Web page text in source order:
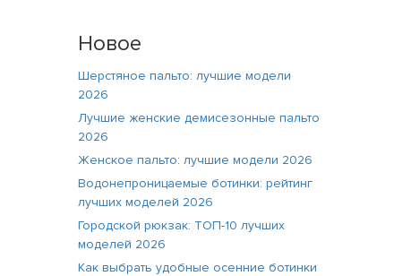
Новое
Шерстяное пальто: лучшие модели
2026
Лучшие женские демисезонные пальто
2026
Женское пальто: лучшие модели 2026
Водонепроницаемые ботинки: рейтинг
лучших моделей 2026
Городской рюкзак: ТОП-10 лучших
моделей 2026
Как выбрать удобные осенние ботинки